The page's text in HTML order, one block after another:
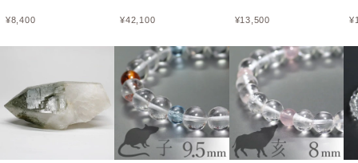
¥8,400 ¥42,100 ¥13,500 ¥